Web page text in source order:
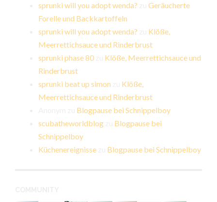
sprunki will you adopt wenda? zuGeräucherte
Forelle und Backkartoffeln
sprunki will you adopt wenda?
Klöße,
Meerrettichsauce und Rinderbrust
sprunki phase 80
Klöße, Meerrettichsauce und
Rinderbrust
sprunki beat up simon
Klöße,
Meerrettichsauce und Rinderbrust
Blogpause bei Schnippelboy
scubatheworldblog
Blogpause bei
Schnippelboy
Küchenereignisse
Blogpause bei Schnippelboy